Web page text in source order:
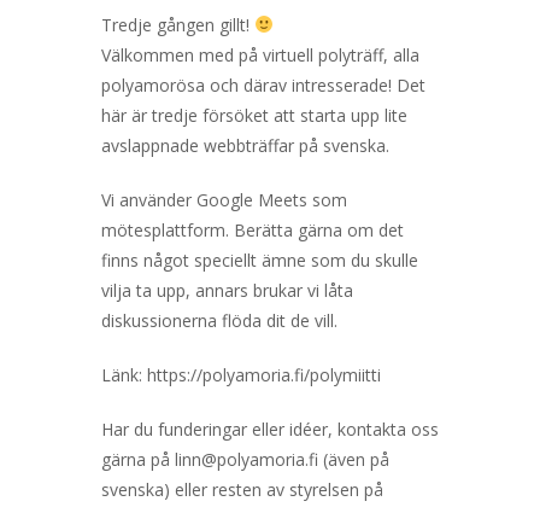
Tredje gången gillt!
Välkommen med på virtuell polyträff, alla
polyamorösa och därav intresserade! Det
här är tredje försöket att starta upp lite
avslappnade webbträffar på svenska.
Vi använder Google Meets som
mötesplattform. Berätta gärna om det
finns något speciellt ämne som du skulle
vilja ta upp, annars brukar vi låta
diskussionerna flöda dit de vill.
Länk: https://polyamoria.fi/polymiitti
Har du funderingar eller idéer, kontakta oss
gärna på linn@polyamoria.fi (även på
svenska) eller resten av styrelsen på